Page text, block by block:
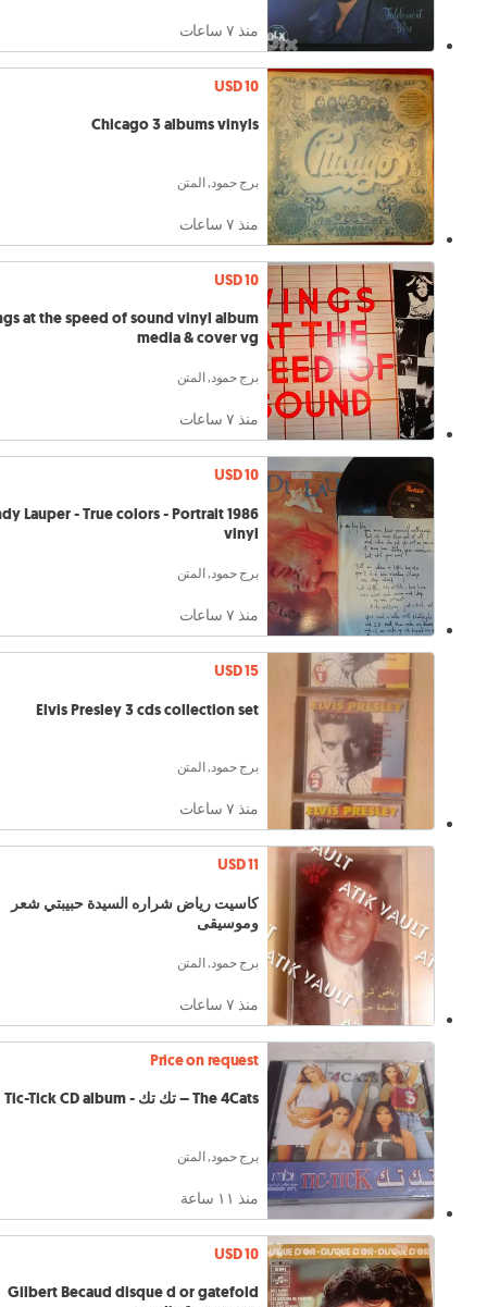
منذ ٧ ساعات
USD 10
Chicago 3 albums vinyls
برج حمود, المتن
منذ ٧ ساعات
USD 10
at the speed of sound vinyl album
media & cover vg
برج حمود, المتن
منذ ٧ ساعات
USD 10
Lauper - True colors - Portrait 1986
vinyl
برج حمود, المتن
منذ ٧ ساعات
USD 15
Elvis Presley 3 cds collection set
برج حمود, المتن
منذ ٧ ساعات
USD 11
كاسيت رياض شراره السيدة حبيبتي شعر
وموسيقى
برج حمود, المتن
منذ ٧ ساعات
Price on request
The 4Cats – تك تك - Tic-Tick CD album
برج حمود, المتن
منذ ١١ ساعة
USD 10
Gilbert Becaud disque d or gatefold